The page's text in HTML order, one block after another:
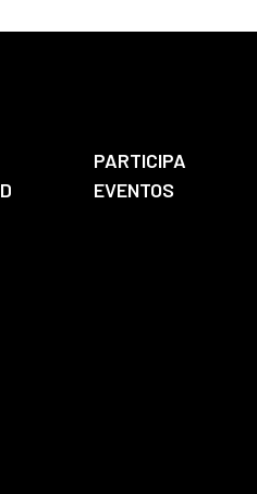
PARTICIPA
EVENTOS